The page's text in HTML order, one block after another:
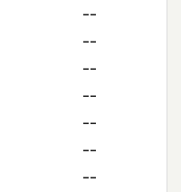
--
--
--
--
--
--
--